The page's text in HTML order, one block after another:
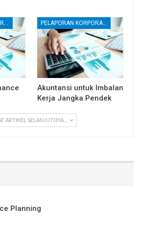
CORPORATE SOCIAL RESPONSIBILITY (CSR) PELAPORAN KORPORATE
Akuntansi untuk Imbalan
Kerja Jangka Pendek
ARTIKEL SELANJUTNYA ...
Planning